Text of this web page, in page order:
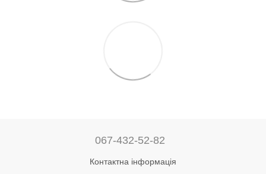
067-432-52-82
Контактна інформація